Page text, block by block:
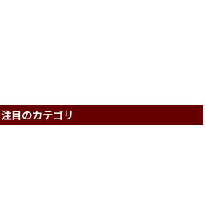
注目のカテゴリ